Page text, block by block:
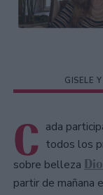
GISELE
C ada
todos los
sobre belleza
partir de mañana